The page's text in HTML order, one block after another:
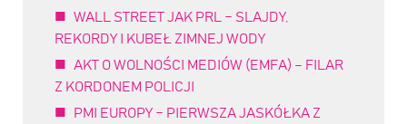
WALL STREET JAK PRL – SLAJDY,
REKORDY I KUBEŁ ZIMNEJ WODY
AKT O WOLNOŚCI MEDIÓW (EMFA) – FILAR
Z KORDONEM POLICJI
PMI EUROPY – PIERWSZA JASKÓŁKA Z